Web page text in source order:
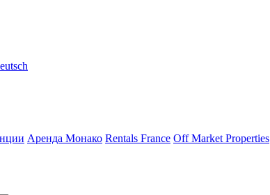
Аренда Монако Rentals France Off Market Properties